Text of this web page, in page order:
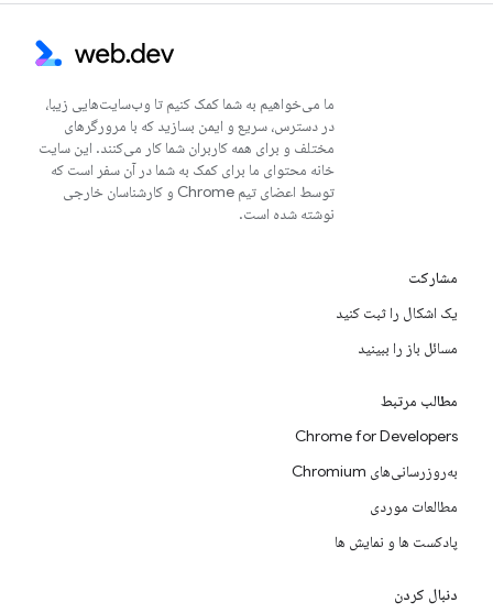
ما می‌خواهیم به شما کمک کنیم تا وب‌سایت‌هایی زیبا،
در دسترس، سریع و ایمن بسازید که با مرورگرهای
مختلف و برای همه کاربران شما کار می‌کنند. این سایت
خانه محتوای ما برای کمک به شما در آن سفر است که
توسط اعضای تیم Chrome و کارشناسان خارجی
نوشته شده است.
مشارکت
یک اشکال را ثبت کنید
مسائل باز را ببینید
مطالب مرتبط
Chrome for Developers
به‌روزرسانی‌های Chromium
مطالعات موردی
پادکست ها و نمایش ها
دنبال کردن